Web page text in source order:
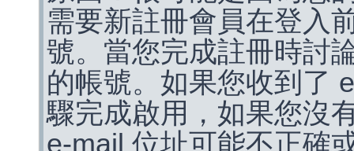
需要新註冊會員在登入
號。當您完成註冊時討
的帳號。如果您收到了
驟完成啟用，如果您沒
e-mail 位址可能不正確